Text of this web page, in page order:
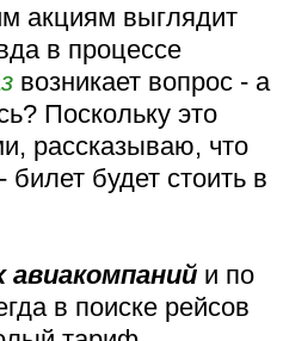
акциям выглядит
в процессе
возникает вопрос - а
Поскольку это
рассказываю, что
будет стоить в
и по
в поиске рейсов